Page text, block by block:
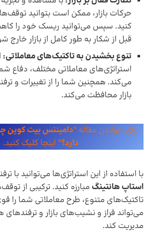
حرکات بازار، ممکن است بتوانید
کنید. سپس می‌توانید ریسک خود را
قبل از شکار به طور کامل از بازار خارج
تنوع بخشیدن به تاکتیک‌های معاملاتی:
استراتژی‌های معاملاتی مختلف، دفاع
می‌کند. همچنین شما را از تغییرات و
بازار محافظت می‌کند.
برای خواندن مقاله “دامیننس بیت کوین
دارد؟” اینجا کلیک کنید.
با استفاده از این استراتژی‌ها می‌توانید با
استاپ هانتینگ مبارزه کنید. ترکیبی از
تاکتیک‌های متنوع، طرح معاملاتی شما را
می‌تواند فراز و نشیب‌های بازار و ترفند‌های
مدیریت کند.